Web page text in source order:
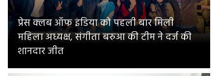
प्रेस क्लब ऑफ इंडिया को पहली बार मिली
महिला अध्यक्ष, संगीता बरुआ की टीम ने दर्ज की
शानदार जीत